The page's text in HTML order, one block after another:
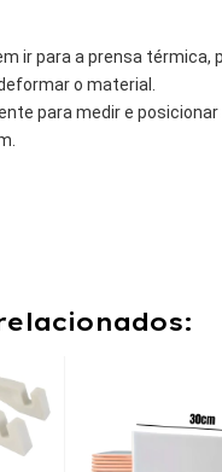
ir para a prensa térmica,
o material.
para medir e